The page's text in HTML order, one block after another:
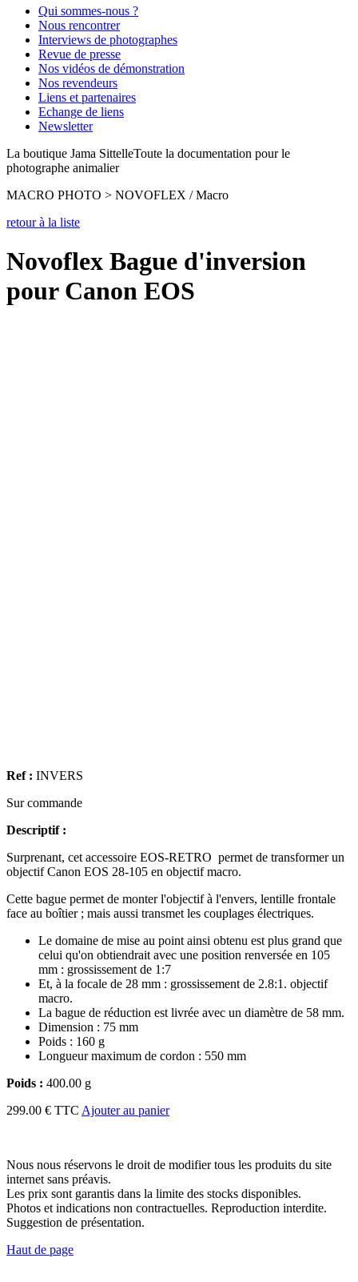
Qui sommes-nous ?
Nous rencontrer
Interviews de photographes
Revue de presse
Nos vidéos de démonstration
Nos revendeurs
Liens et partenaires
Echange de liens
Newsletter
La boutique Jama SittelleToute la documentation pour le
photographe animalier
MACRO PHOTO > NOVOFLEX / Macro
retour à la liste
Novoflex Bague d'inversion
pour Canon EOS
Ref : INVERS
Sur commande
Descriptif :
Surprenant, cet accessoire EOS-RETRO permet de transformer un
objectif Canon EOS 28-105 en objectif macro.
Cette bague permet de monter l'objectif à l'envers, lentille frontale
face au boîtier ; mais aussi transmet les couplages électriques.
Le domaine de mise au point ainsi obtenu est plus grand que
celui qu'on obtiendrait avec une position renversée en 105
mm : grossissement de 1:7
Et, à la focale de 28 mm : grossissement de 2.8:1. objectif
macro.
La bague de réduction est livrée avec un diamètre de 58 mm.
Dimension : 75 mm
Poids : 160 g
Longueur maximum de cordon : 550 mm
Poids : 400.00 g
299.00 € TTC Ajouter au panier
Nous nous réservons le droit de modifier tous les produits du site
internet sans préavis.
Les prix sont garantis dans la limite des stocks disponibles.
Photos et indications non contractuelles. Reproduction interdite.
Suggestion de présentation.
Haut de page